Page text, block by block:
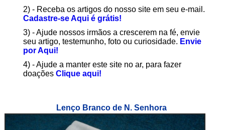
2) - Receba os artigos do nosso site em seu e-mail.
Cadastre-se Aqui é grátis!
3) - Ajude nossos irmãos a crescerem na fé, envie
seu artigo, testemunho, foto ou curiosidade. Envie
por Aqui!
4) - Ajude a manter este site no ar, para fazer
doações Clique aqui!
Lenço Branco de N. Senhora